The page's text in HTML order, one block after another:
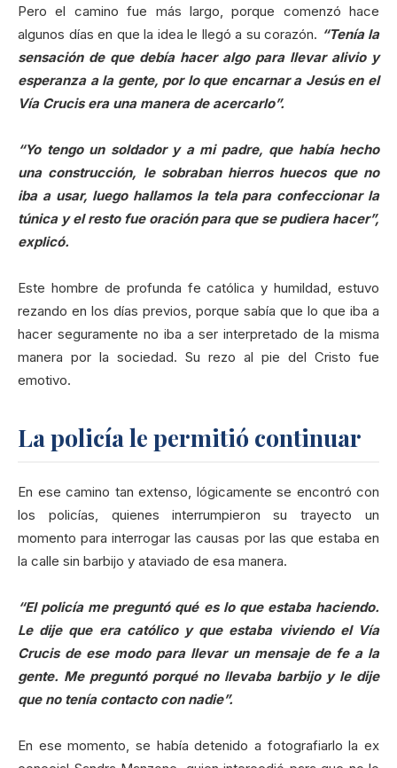
Pero el camino fue más largo, porque comenzó hace
algunos días en que la idea le llegó a su corazón. “Tenía la
sensación de que debía hacer algo para llevar alivio y
esperanza a la gente, por lo que encarnar a Jesús en el
Vía Crucis era una manera de acercarlo”.
“Yo tengo un soldador y a mi padre, que había hecho
una construcción, le sobraban hierros huecos que no
iba a usar, luego hallamos la tela para confeccionar la
túnica y el resto fue oración para que se pudiera hacer”,
explicó.
Este hombre de profunda fe católica y humildad, estuvo
rezando en los días previos, porque sabía que lo que iba a
hacer seguramente no iba a ser interpretado de la misma
manera por la sociedad. Su rezo al pie del Cristo fue
emotivo.
La policía le permitió continuar
En ese camino tan extenso, lógicamente se encontró con
los policías, quienes interrumpieron su trayecto un
momento para interrogar las causas por las que estaba en
la calle sin barbijo y ataviado de esa manera.
“El policía me preguntó qué es lo que estaba haciendo.
Le dije que era católico y que estaba viviendo el Vía
Crucis de ese modo para llevar un mensaje de fe a la
gente. Me preguntó porqué no llevaba barbijo y le dije
que no tenía contacto con nadie”.
En ese momento, se había detenido a fotografiarlo la ex